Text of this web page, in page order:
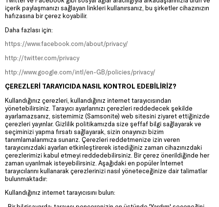
içerik paylaşmanızı sağlayan linkleri kullanırsanız, bu şirketler cihazınızın
hafızasına bir çerez koyabilir.
Daha fazlası için:
https://www.facebook.com/about/privacy/
http://twitter.com/privacy
http://www.google.com/intl/en-GB/policies/privacy/
ÇEREZLERİ TARAYICIDA NASIL KONTROL EDEBİLİRİZ?
Kullandığınız çerezleri, kullandığınız internet tarayıcısından
yönetebilirsiniz. Tarayıcı ayarlarınızı çerezleri reddedecek şekilde
ayarlamazsanız, sistemimiz (Samsonite) web sitesini ziyaret ettiğinizde
çerezleri yayınlar. Gizlilik politikamızda size şeffaf bilgi sağlayarak ve
seçiminizi yapma fırsatı sağlayarak, sizin onayınızı bizim
tanımlamalarımıza sunarız. Çerezleri reddetmenize izin veren
tarayıcınızdaki ayarları etkinleştirerek istediğiniz zaman cihazınızdaki
çerezlerimizi kabul etmeyi reddedebilirsiniz. Bir çerez önerildiğinde her
zaman uyarılmak isteyebilirsiniz. Aşağıdaki en popüler İnternet
tarayıcılarını kullanarak çerezlerinizi nasıl yöneteceğinize dair talimatlar
bulunmaktadır:
Kullandığınız internet tarayıcısını bulun: